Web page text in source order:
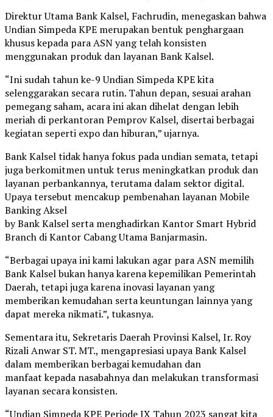
Direktur Utama Bank Kalsel, Fachrudin, menegaskan bahwa
Undian Simpeda KPE merupakan bentuk penghargaan
khusus kepada para ASN yang telah konsisten
menggunakan produk dan layanan Bank Kalsel.
“Ini sudah tahun ke-9 Undian Simpeda KPE kita
selenggarakan secara rutin. Tahun depan, sesuai arahan
pemegang saham, acara ini akan dihelat dengan lebih
meriah di perkantoran Pemprov Kalsel, disertai berbagai
kegiatan seperti expo dan hiburan,” ujarnya.
Bank Kalsel tidak hanya fokus pada undian semata, tetapi
juga berkomitmen untuk terus meningkatkan produk dan
layanan perbankannya, terutama dalam sektor digital.
Upaya tersebut mencakup pembenahan layanan Mobile
Banking Aksel
by Bank Kalsel serta menghadirkan Kantor Smart Hybrid
Branch di Kantor Cabang Utama Banjarmasin.
“Berbagai upaya ini kami lakukan agar para ASN memilih
Bank Kalsel bukan hanya karena kepemilikan Pemerintah
Daerah, tetapi juga karena inovasi layanan yang
memberikan kemudahan serta keuntungan lainnya yang
dapat mereka nikmati.”, tukasnya.
Sementara itu, Sekretaris Daerah Provinsi Kalsel, Ir. Roy
Rizali Anwar ST. MT., mengapresiasi upaya Bank Kalsel
dalam memberikan berbagai kemudahan dan
manfaat kepada nasabahnya dan melakukan transformasi
layanan secara konsisten.
“Undian Simpeda KPE Periode IX Tahun 2023 sangat kita